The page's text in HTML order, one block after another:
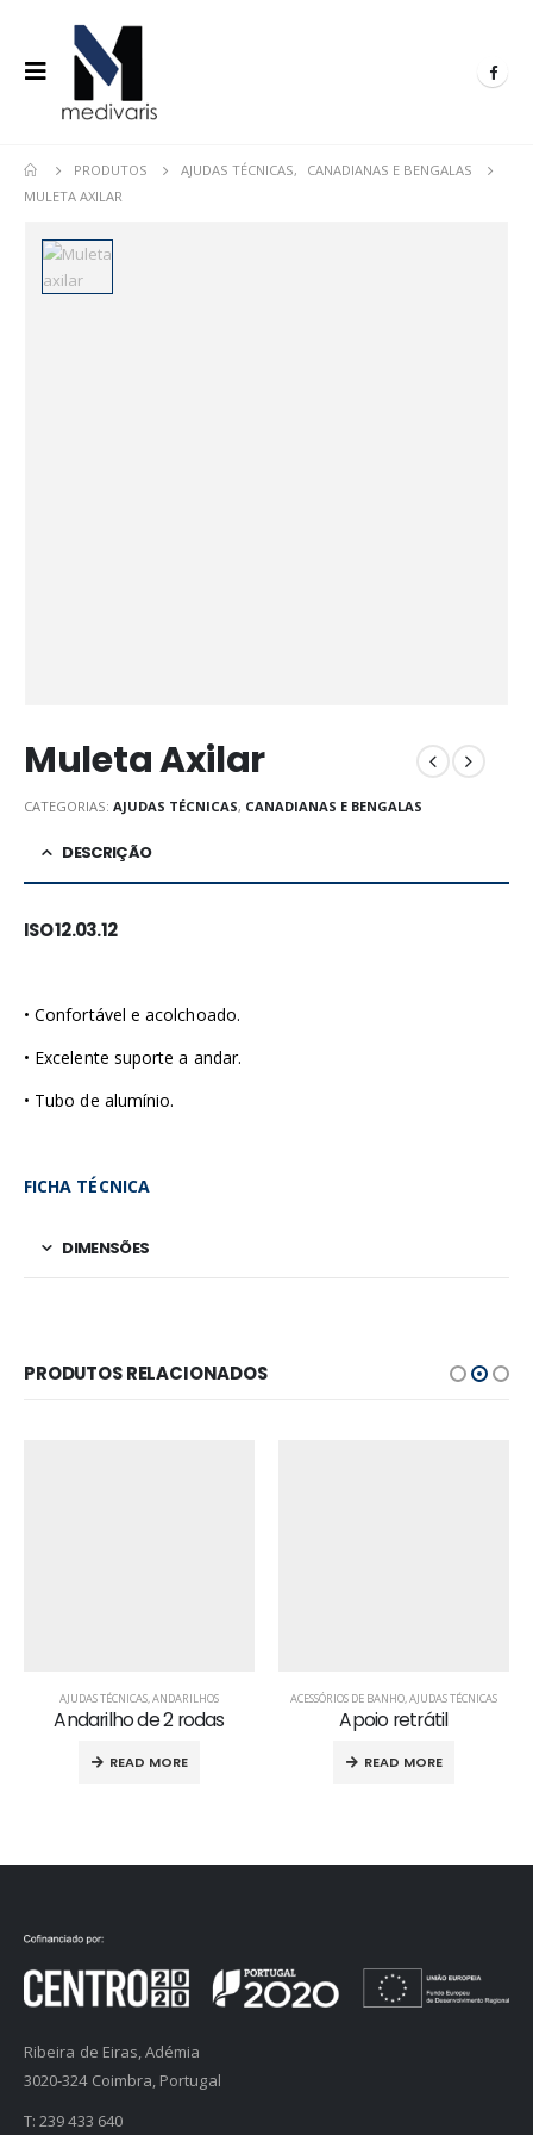
PRODUTOS AJUDAS TÉCNICAS,
CANADIANAS E BENGALAS
MULETA AXILAR
Muleta Axilar
CATEGORIAS: AJUDAS TÉCNICAS, CANADIANAS E BENGALAS
DESCRIÇÃO
ISO 12.03.12
• Confortável e acolchoado.
• Excelente suporte a andar.
• Tubo de alumínio.
FICHA TÉCNICA
DIMENSÕES
PRODUTOS RELACIONADOS
AJUDAS TÉCNICAS,ANDARILHOS
Andarilho de 2 rodas
READ MORE
ACESSÓRIOS DE BANHO,AJUDAS TÉCNICAS
Apoio retrátil
READ MORE
Ribeira de Eiras, Adémia
3020-324 Coimbra, Portugal
T:239 433 640